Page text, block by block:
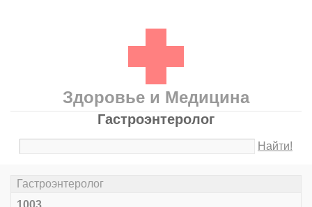
Здоровье и Медицина
Гастроэнтеролог
Найти!
Гастроэнтеролог